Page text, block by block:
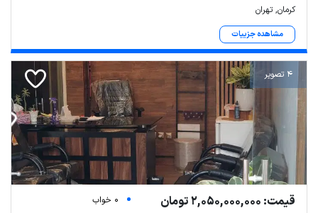
کرمان, تهران
مشاهده جزییات
4 تصویر
قیمت: 2,050,000,000 تومان
0 خواب